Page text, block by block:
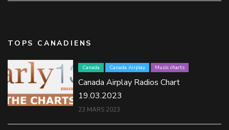
TOPS CANADIENS
Canada Canada Airplay Music charts
Canada Airplay Radios Chart
19.03.2023
23 MARS 2023